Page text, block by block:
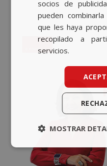
socios de
pueden
que les haya
recopilado a
servicios.
MOSTRAR